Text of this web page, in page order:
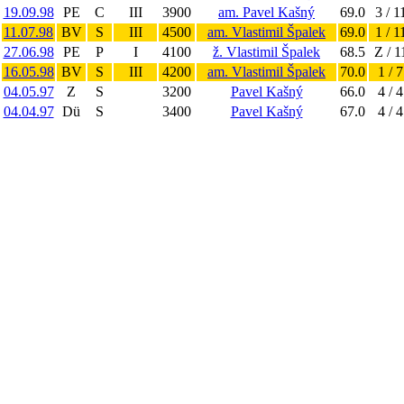
19.09.98
PE C III 3900 am. Pavel Kašný 69.0
3 /
11.07.98 BV S III 4500 am. Vlastimil Špalek 69.0
1 /
27.06.98
PE P I 4100 ž. Vlastimil Špalek 68.5
Z /
16.05.98 BV S III 4200 am. Vlastimil Špalek 70.0
1 / 7
04.05.97
Z S 3200 Pavel Kašný 66.0
4 / 4
04.04.97 Dü S 3400 Pavel Kašný 67.0 4 / 4